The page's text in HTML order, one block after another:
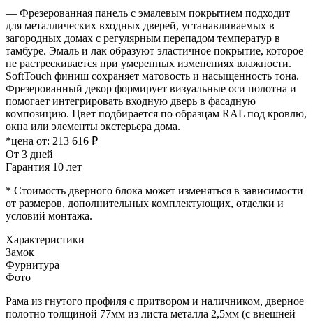
— Фрезерованная панель с эмалевым покрытием подходит
для металлических входных дверей, устанавливаемых в
загородных домах с регулярным перепадом температур в
тамбуре. Эмаль и лак образуют эластичное покрытие, которое
не растрескивается при умеренных изменениях влажности.
SoftTouch финиш сохраняет матовость и насыщенность тона.
Фрезерованный декор формирует визуальные оси полотна и
помогает интегрировать входную дверь в фасадную
композицию. Цвет подбирается по образцам RAL под кровлю,
окна или элементы экстерьера дома.
*цена от: 213 616 ₽
От 3 дней
Гарантия 10 лет
* Стоимость дверного блока может изменяться в зависимости
от размеров, дополнительных комплектующих, отделки и
условий монтажа.
Характеристики
Замок
Фурнитура
Фото
Рама из гнутого профиля с притвором и наличником, дверное
полотно толщиной 77мм из листа металла 2,5мм (с внешней